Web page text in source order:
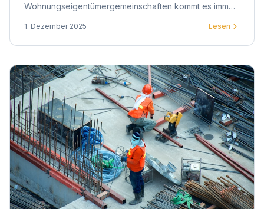
Wohnungseigentümergemeinschaften kommt es immer
innerhalb einer Wohnung auftreten.
1. Dezember 2025 Lesen